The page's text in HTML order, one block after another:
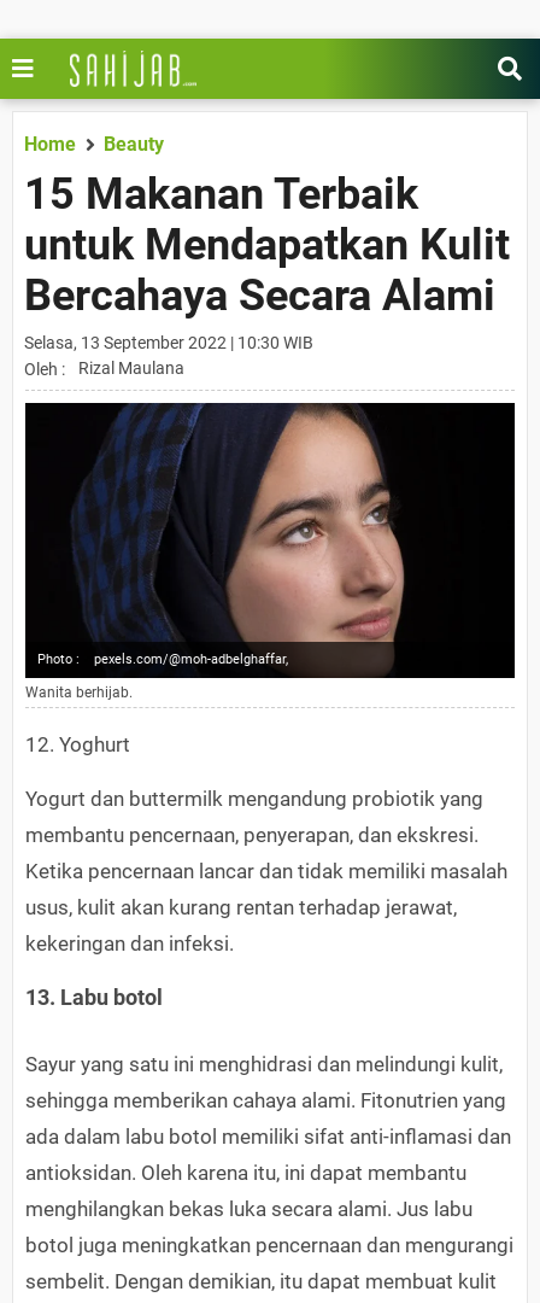
Home Beauty
15 Makanan Terbaik
untuk Mendapatkan Kulit
Bercahaya Secara Alami
Selasa, 13 September 2022 | 10:30 WIB
Oleh :
Rizal Maulana
Photo : pexels.com/@moh-adbelghaffar,
Wanita berhijab.
12. Yoghurt
Yogurt dan buttermilk mengandung probiotik yang
membantu pencernaan, penyerapan, dan ekskresi.
Ketika pencernaan lancar dan tidak memiliki masalah
usus, kulit akan kurang rentan terhadap jerawat,
kekeringan dan infeksi.
13. Labu botol
Sayur yang satu ini menghidrasi dan melindungi kulit,
sehingga memberikan cahaya alami. Fitonutrien yang
ada dalam labu botol memiliki sifat anti-inflamasi dan
antioksidan. Oleh karena itu, ini dapat membantu
menghilangkan bekas luka secara alami. Jus labu
botol juga meningkatkan pencernaan dan mengurangi
sembelit. Dengan demikian, itu dapat membuat kulit